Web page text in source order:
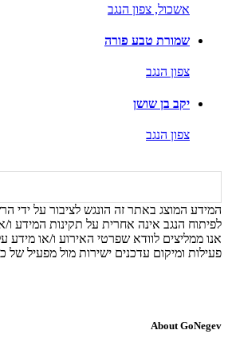
אשכול, צפון הנגב
שמורת טבע פורה
צפון הנגב
יקב בן שושן
צפון הנגב
המידע המוצג באתר זה הונגש לציבור על ידי
לפיתוח הנגב אינה אחרית על תקינות המידע ו/
אנו ממליצים לוודא שפרטי האירוע ו/או
פעילות ומיקום עדכנים ישירות מול מפעיל
About GoNegev